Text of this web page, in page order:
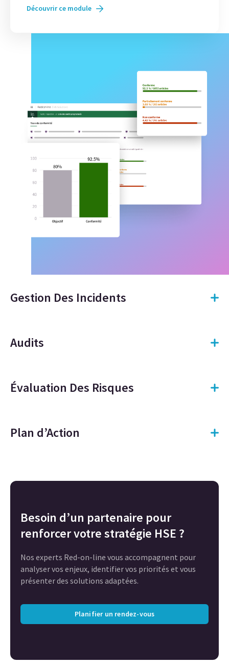
Découvrir ce module
Gestion Des Incidents
Audits
Évaluation Des Risques
Plan d’Action
Besoin d’un partenaire pour
renforcer votre stratégie HSE ?
Nos experts Red-on-line vous accompagnent pour
analyser vos enjeux, identifier vos priorités et vous
présenter des solutions adaptées.
Planifier un rendez-vous